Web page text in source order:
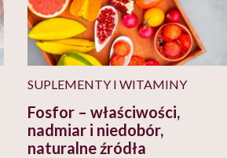
SUPLEMENTY I WITAMINY
Fosfor – właściwości,
nadmiar i niedobór,
naturalne źródła